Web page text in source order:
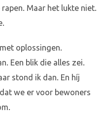
Maar het lukte niet.
oplossingen.
Een blik die alles zei.
stond ik dan. En híj
we er voor bewoners